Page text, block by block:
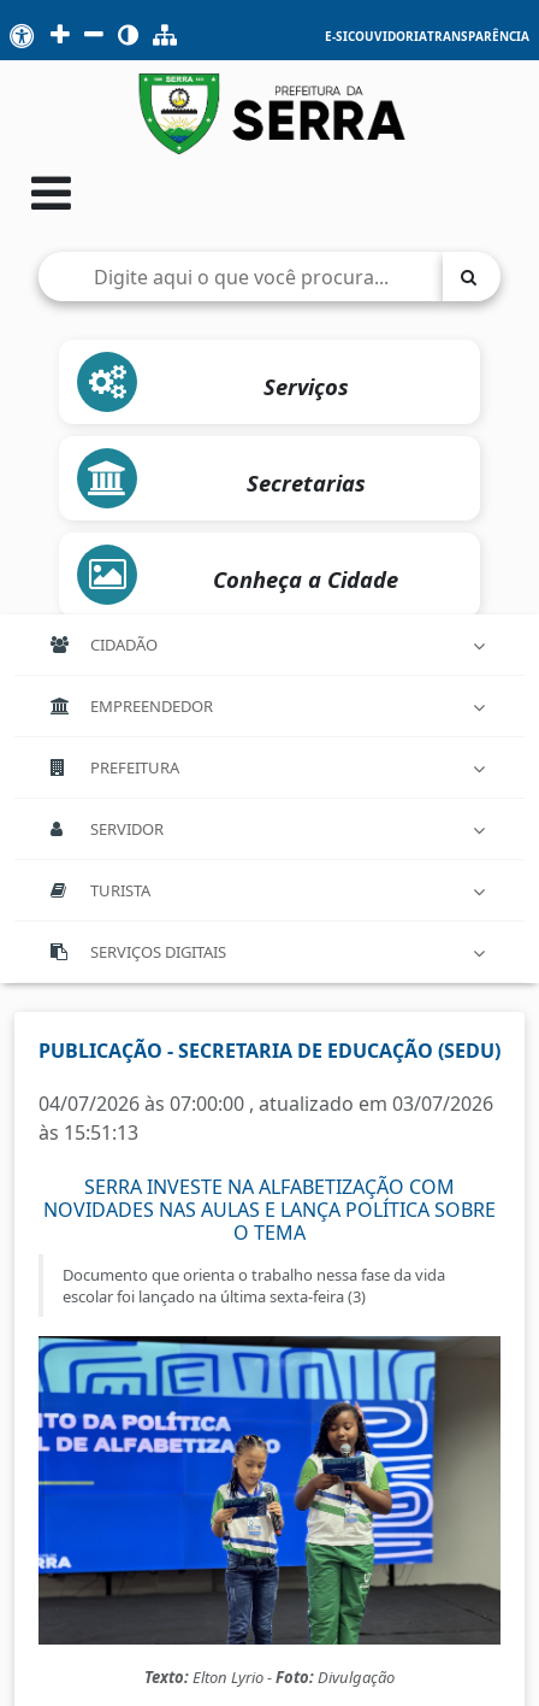
E-SICOUVIDORIATRANSPARÊNCIA
Serviços
Secretarias
Conheça a Cidade
CIDADÃO
EMPREENDEDOR
PREFEITURA
SERVIDOR
TURISTA
SERVIÇOS DIGITAIS
PUBLICAÇÃO - SECRETARIA DE EDUCAÇÃO (SEDU)
04/07/2026 às 07:00:00 , atualizado em 03/07/2026
às 15:51:13
SERRA INVESTE NA ALFABETIZAÇÃO COM
NOVIDADES NAS AULAS E LANÇA POLÍTICA SOBRE
O TEMA
Documento que orienta o trabalho nessa fase da vida
escolar foi lançado na última sexta-feira (3)
Texto:Elton Lyrio -Foto:Divulgação